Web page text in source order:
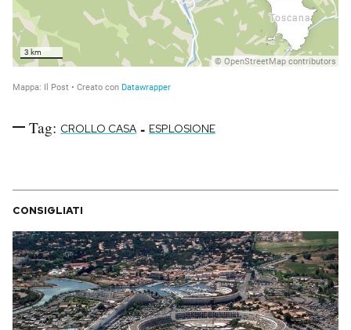
Tag: CROLLO CASA - ESPLOSIONE
CONSIGLIATI